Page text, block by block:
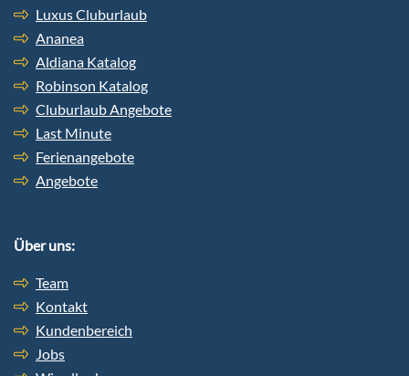
Luxus Cluburlaub
Ananea
Aldiana Katalog
Robinson Katalog
Cluburlaub Angebote
Last Minute
Ferienangebote
Angebote
Über uns:
Team
Kontakt
Kundenbereich
Jobs